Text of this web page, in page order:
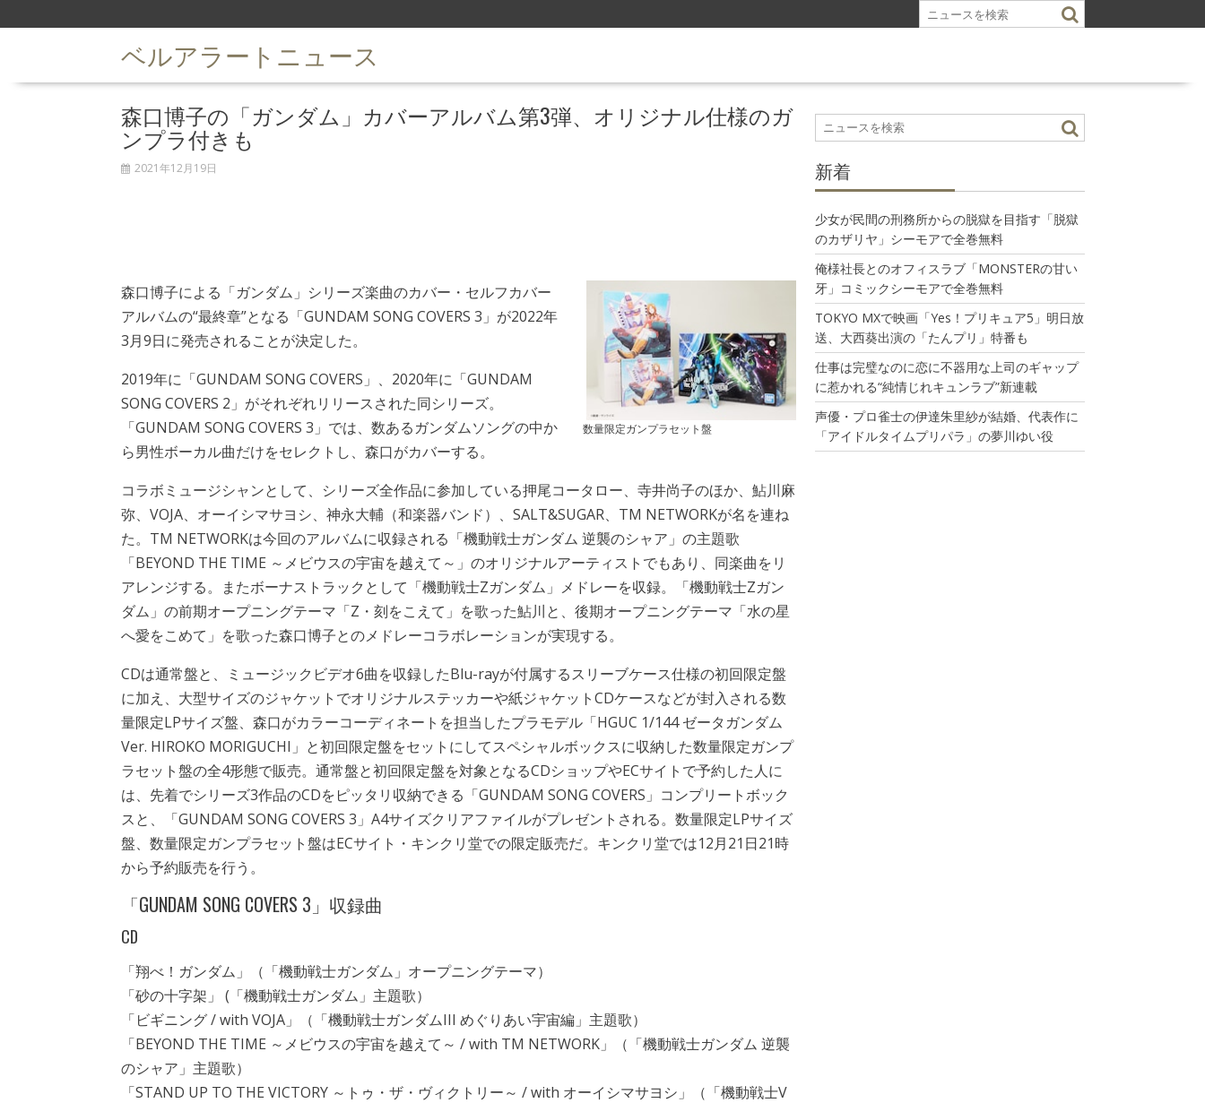
k
ベルアラートニュース
森口博子の「ガンダム」カバーアルバム第3弾、オリジナル仕様のガ
ンプラ付きも
2021年12月19日
数量限定ガンプラセット盤
森口博子による「ガンダム」シリーズ楽曲のカバー・セルフカバー
アルバムの“最終章”となる「GUNDAM SONG COVERS 3」が2022年
3月9日に発売されることが決定した。
2019年に「GUNDAM SONG COVERS」、2020年に「GUNDAM
SONG COVERS 2」がそれぞれリリースされた同シリーズ。
「GUNDAM SONG COVERS 3」では、数あるガンダムソングの中か
ら男性ボーカル曲だけをセレクトし、森口がカバーする。
コラボミュージシャンとして、シリーズ全作品に参加している押尾コータロー、寺井尚子のほか、鮎川麻
弥、VOJA、オーイシマサヨシ、神永大輔（和楽器バンド）、SALT&SUGAR、TM NETWORKが名を連ね
た。TM NETWORKは今回のアルバムに収録される「機動戦士ガンダム 逆襲のシャア」の主題歌
「BEYOND THE TIME ～メビウスの宇宙を越えて～」のオリジナルアーティストでもあり、同楽曲をリ
アレンジする。またボーナストラックとして「機動戦士Ζガンダム」メドレーを収録。「機動戦士Ζガン
ダム」の前期オープニングテーマ「Ζ・刻をこえて」を歌った鮎川と、後期オープニングテーマ「水の星
へ愛をこめて」を歌った森口博子とのメドレーコラボレーションが実現する。
CDは通常盤と、ミュージックビデオ6曲を収録したBlu-rayが付属するスリーブケース仕様の初回限定盤
に加え、大型サイズのジャケットでオリジナルステッカーや紙ジャケットCDケースなどが封入される数
量限定LPサイズ盤、森口がカラーコーディネートを担当したプラモデル「HGUC 1/144 ゼータガンダム
Ver. HIROKO MORIGUCHI」と初回限定盤をセットにしてスペシャルボックスに収納した数量限定ガンプ
ラセット盤の全4形態で販売。通常盤と初回限定盤を対象となるCDショップやECサイトで予約した人に
は、先着でシリーズ3作品のCDをピッタリ収納できる「GUNDAM SONG COVERS」コンプリートボック
スと、「GUNDAM SONG COVERS 3」A4サイズクリアファイルがプレゼントされる。数量限定LPサイズ
盤、数量限定ガンプラセット盤はECサイト・キンクリ堂での限定販売だ。キンクリ堂では12月21日21時
から予約販売を行う。
「GUNDAM SONG COVERS 3」収録曲
CD
「翔べ！ガンダム」（「機動戦士ガンダム」オープニングテーマ）
「砂の十字架」 (「機動戦士ガンダム」主題歌）
「ビギニング / with VOJA」（「機動戦士ガンダムIII めぐりあい宇宙編」主題歌）
「BEYOND THE TIME ～メビウスの宇宙を越えて～ / with TM NETWORK」（「機動戦士ガンダム 逆襲
のシャア」主題歌）
「STAND UP TO THE VICTORY ～トゥ・ザ・ヴィクトリー～ / with オーイシマサヨシ」（「機動戦士V
新着
少女が民間の刑務所からの脱獄を目指す「脱獄
のカザリヤ」シーモアで全巻無料
俺様社長とのオフィスラブ「MONSTERの甘い
牙」コミックシーモアで全巻無料
TOKYO MXで映画「Yes！プリキュア5」明日放
送、大西葵出演の「たんプリ」特番も
仕事は完璧なのに恋に不器用な上司のギャップ
に惹かれる“純情じれキュンラブ”新連載
声優・プロ雀士の伊達朱里紗が結婚、代表作に
「アイドルタイムプリパラ」の夢川ゆい役